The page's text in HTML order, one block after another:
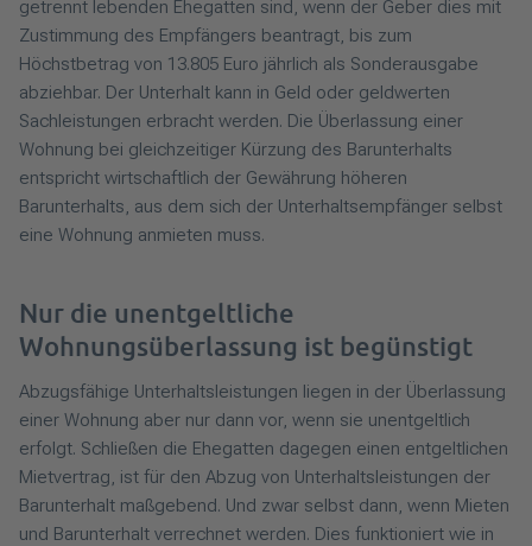
getrennt lebenden Ehegatten sind, wenn der Geber dies mit
Zustimmung des Empfängers beantragt, bis zum
Höchstbetrag von 13.805 Euro jährlich als Sonderausgabe
abziehbar. Der Unterhalt kann in Geld oder geldwerten
Sachleistungen erbracht werden. Die Überlassung einer
Wohnung bei gleichzeitiger Kürzung des Barunterhalts
entspricht wirtschaftlich der Gewährung höheren
Barunterhalts, aus dem sich der Unterhaltsempfänger selbst
eine Wohnung anmieten muss.
Nur die unentgeltliche
Wohnungsüberlassung ist begünstigt
Abzugsfähige Unterhaltsleistungen liegen in der Überlassung
einer Wohnung aber nur dann vor, wenn sie unentgeltlich
erfolgt. Schließen die Ehegatten dagegen einen entgeltlichen
Mietvertrag, ist für den Abzug von Unterhaltsleistungen der
Barunterhalt maßgebend. Und zwar selbst dann, wenn Mieten
und Barunterhalt verrechnet werden. Dies funktioniert wie in